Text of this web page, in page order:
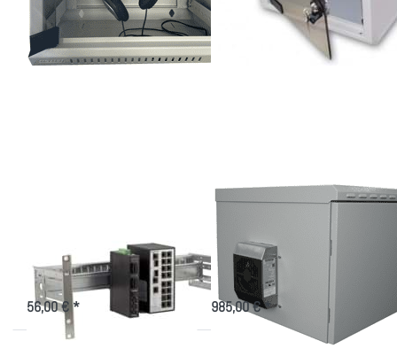
Hutschienenträger
Träger von Hutschienengeräten
56,00 € *
Drücken Sie
ENTER für mehr
Optionen zu 19
Zoll 4 HE Universal
Wandgehäuse IP55,
mit 50W
elektrischer Kühlung!
Indoor/Outdoorgehäuse 7-20HE,
50W Peltier Kühlung
985,00 € *